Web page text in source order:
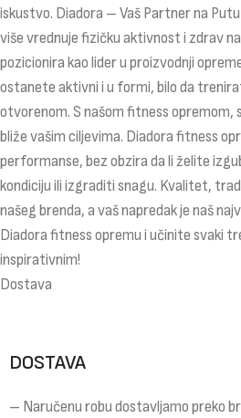
iskustvo. Diadora – Vaš Partner na
više vrednuje fizičku aktivnost i zdrav
pozicionira kao lider u proizvodnji
ostanete aktivni i u formi, bilo da
otvorenom. S našom fitness opremom,
bliže vašim ciljevima. Diadora fitness
performanse, bez obzira da li želite
kondiciju ili izgraditi snagu. Kvalitet,
našeg brenda, a vaš napredak je naš
Diadora fitness opremu i učinite svaki
inspirativnim!
Dostava
DOSTAVA
– Naručenu robu dostavljamo preko